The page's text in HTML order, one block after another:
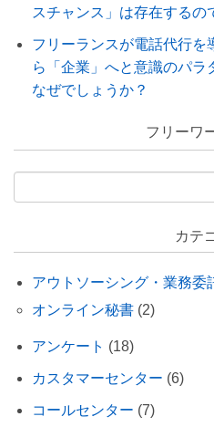
スチャンス」は存在するの
フリーランスが電話代行を
ら「企業」へと意識のパラ
なぜでしょうか？
フリーワ
カテ
アウトソーシング・業務委
オンライン秘書 (2)
アンケート (18)
カスタマーセンター (6)
コールセンター (7)